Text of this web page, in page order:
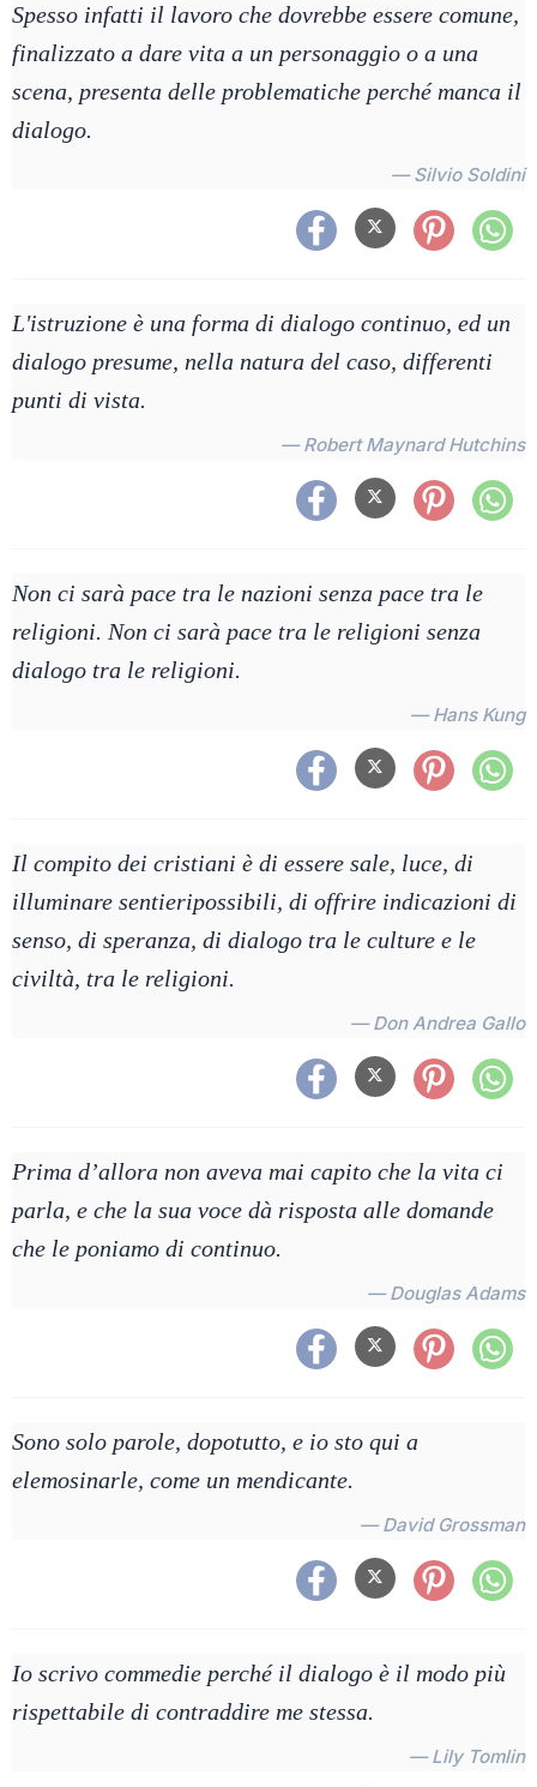
Spesso infatti il lavoro che dovrebbe essere comune,
finalizzato a dare vita a un personaggio o a una
scena, presenta delle problematiche perché manca il
dialogo.
— Silvio Soldini
L'istruzione è una forma di dialogo continuo, ed un
dialogo presume, nella natura del caso, differenti
punti di vista.
— Robert Maynard Hutchins
Non ci sarà pace tra le nazioni senza pace tra le
religioni. Non ci sarà pace tra le religioni senza
dialogo tra le religioni.
— Hans Kung
Il compito dei cristiani è di essere sale, luce, di
illuminare sentieripossibili, di offrire indicazioni di
senso, di speranza, di dialogo tra le culture e le
civiltà, tra le religioni.
— Don Andrea Gallo
Prima d’allora non aveva mai capito che la vita ci
parla, e che la sua voce dà risposta alle domande
che le poniamo di continuo.
— Douglas Adams
Sono solo parole, dopotutto, e io sto qui a
elemosinarle, come un mendicante.
— David Grossman
Io scrivo commedie perché il dialogo è il modo più
rispettabile di contraddire me stessa.
— Lily Tomlin